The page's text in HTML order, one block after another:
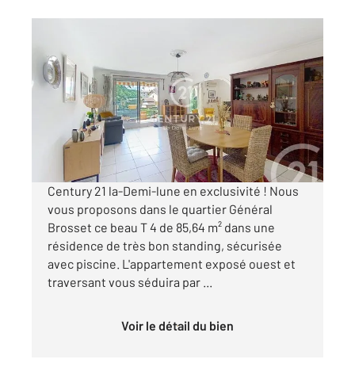
85,64 m
Ref : 428
Appartement T4 à vendre
380 000 €
Visiter le site dédié
Century 21 la-Demi-lune en exclusivité ! Nous
vous proposons dans le quartier Général
Brosset ce beau T 4 de 85,64 m² dans une
résidence de très bon standing, sécurisée
avec piscine. L'appartement exposé ouest et
traversant vous séduira par ...
Voir le détail du bien